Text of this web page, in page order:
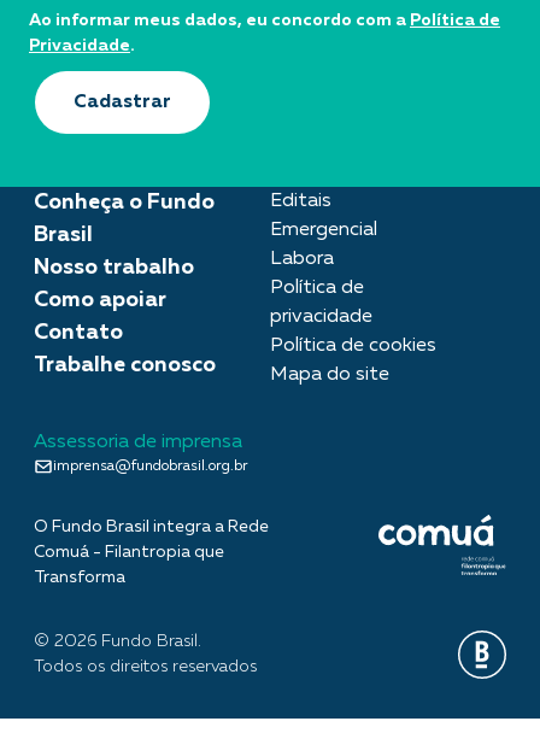
Conheça o Fundo
Brasil
Nosso trabalho
Como apoiar
Contato
Trabalhe conosco
Editais
Emergencial
Labora
Política de
privacidade
Política de cookies
Mapa do site
Assessoria de imprensa
imprensa@fundobrasil.org.br
O Fundo Brasil integra a Rede
Comuá - Filantropia que
Transforma
Ao informar meus dados, eu concordo com a Política de
Privacidade.
Cadastrar
© 2026 Fundo Brasil.
Todos os direitos reservados